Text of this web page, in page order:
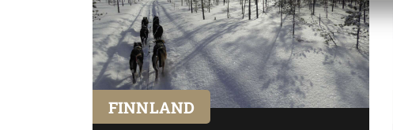
FINNLAND